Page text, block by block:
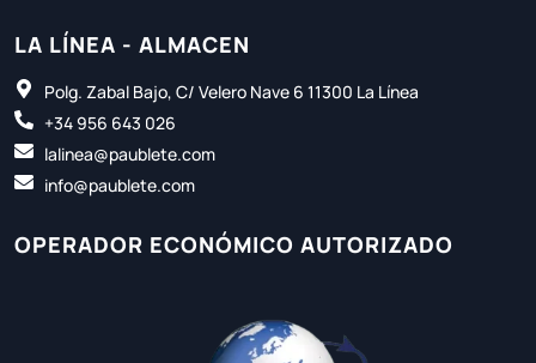
LA LÍNEA - ALMACEN
Polg. Zabal Bajo, C/ Velero Nave 6 11300 La Línea
+34 956 643 026
lalinea@paublete.com
info@paublete.com
OPERADOR ECONÓMICO AUTORIZADO